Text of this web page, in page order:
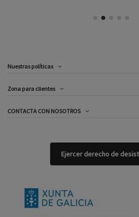
Nuestras políticas
Zona para clientes
CONTACTA CON NOSOTROS
Ejercer derecho de